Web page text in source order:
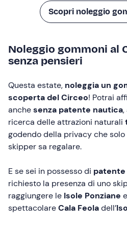
Scopri noleggio
Noleggio gommoni al
senza pensieri
Questa estate, noleggia un
scoperta del Circeo! Potrai
anchesenza patente nautica,
ricerca delle attrazioni naturali
godendo della privacy che solo
skipper sa regalare.
E se sei in possesso di
richiesto la presenza di uno
raggiungere le Isole Ponziane
spettacolareCala Feoladell’